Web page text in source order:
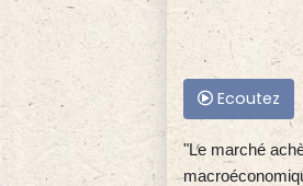
Ecoutez
"Le marché